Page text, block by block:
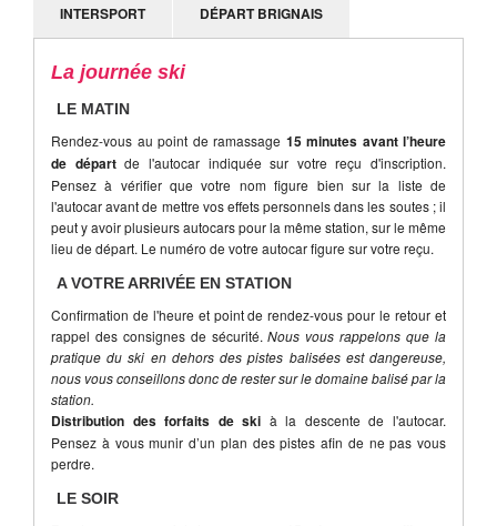
INTERSPORT DÉPART BRIGNAIS
La journée ski
LE MATIN
Rendez-vous au point de ramassage 15 minutes avant l’heure
de départde l'autocar indiquée sur votre reçu d'inscription.
Pensez à vérifier que votre nom figure bien sur la liste de
l'autocar avant de mettre vos effets personnels dans les soutes ; il
peut y avoir plusieurs autocars pour la même station, sur le même
lieu de départ. Le numéro de votre autocar figure sur votre reçu.
A VOTRE ARRIVÉE EN STATION
Confirmation de l'heure et point de rendez-vous pour le retour et
rappel des consignes de sécurité.Nous vous rappelons que la
pratique du ski en dehors des pistes balisées est dangereuse,
nous vous conseillons donc de rester sur le domaine balisé par la
station.
Distribution des forfaits de ski à la descente de l'autocar.
Pensez à vous munir d’un plan des pistes afin de ne pas vous
perdre.
LE SOIR